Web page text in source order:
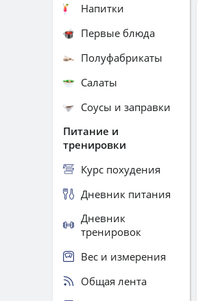
Напитки
Первые блюда
Полуфабрикаты
Салаты
Соусы и заправки
Питание и
тренировки
Курс похудения
Дневник питания
Дневник
тренировок
Вес и измерения
Общая лента